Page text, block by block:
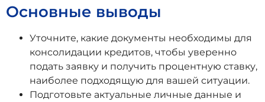
Основные выводы
Уточните, какие документы необходимы для
консолидации кредитов, чтобы уверенно
подать заявку и получить процентную ставку,
наиболее подходящую для вашей ситуации.
Подготовьте актуальные личные данные и